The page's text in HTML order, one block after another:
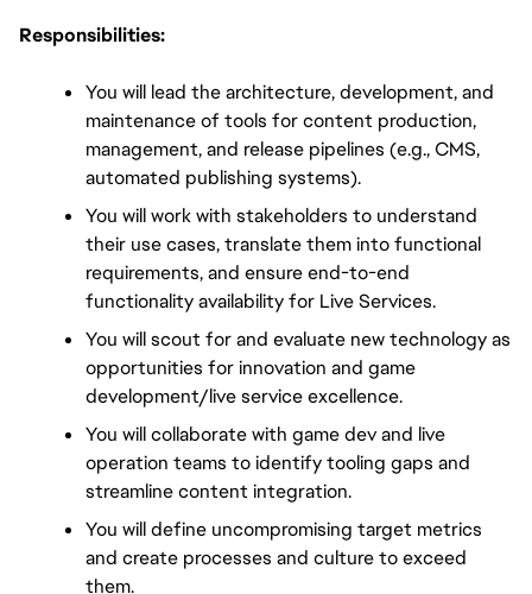
Responsibilities:
You will lead the architecture, development, and
maintenance of tools for content production,
management, and release pipelines (e.g., CMS,
automated publishing systems).
You will work with stakeholders to understand
their use cases, translate them into functional
requirements, and ensure end-to-end
functionality availability for Live Services.
You will scout for and evaluate new technology as
opportunities for innovation and game
development/live service excellence.
You will collaborate with game dev and live
operation teams to identify tooling gaps and
streamline content integration.
You will define uncompromising target metrics
and create processes and culture to exceed
them.